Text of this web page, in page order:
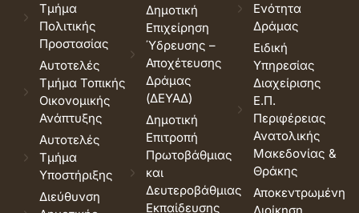
Τμήμα
Πολιτικής
Προστασίας
Αυτοτελές
Τμήμα Τοπικής
Οικονομικής
Ανάπτυξης
Αυτοτελές
Τμήμα
Υποστήριξης
Διεύθυνση
Δημοτική
Επιχείρηση
Ύδρευσης –
Αποχέτευσης
Δράμας
(ΔΕΥΑΔ)
Δημοτική
Επιτροπή
Πρωτοβάθμιας
και
Δευτεροβάθμιας
Εκπαίδευσης
Ενότητα
Δράμας
Ειδική
Υπηρεσίας
Διαχείρισης
Ε.Π.
Περιφέρειας
Ανατολικής
Μακεδονίας &
Θράκης
Αποκεντρωμένη